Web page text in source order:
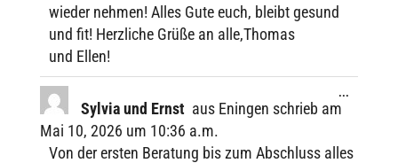
wieder nehmen! Alles Gute euch, bleibt gesund
und fit! Herz­li­che Grüße an alle,Thomas
und Ellen!
Sylvia und Ernst aus Eningen schrieb am
Mai 10, 2026 um 10:36 a.m.
Von der ersten Bera­tung bis zum Abschluss alles
...